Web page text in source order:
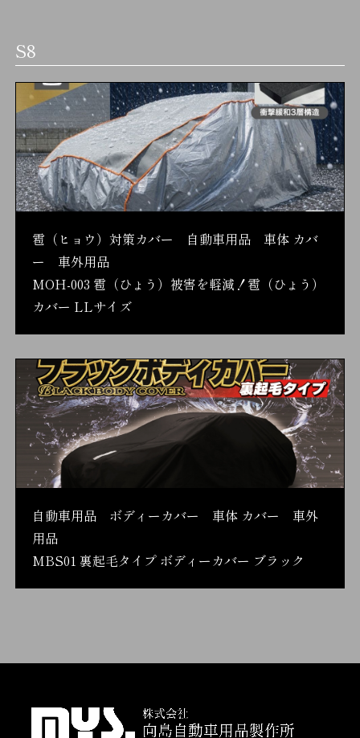
S8
雹（ヒョウ）対策カバー 自動車用品 車体 カバ
ー 車外用品
MOH-003 雹（ひょう）被害を軽減！雹（ひょう）
カバー LLサイズ
自動車用品 ボディーカバー 車体 カバー 車外
用品
MBS01 裏起毛タイプ ボディーカバー ブラック